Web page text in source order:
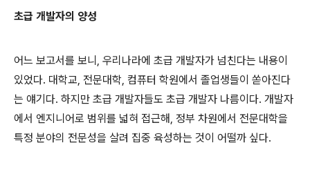
초급 개발자의 양성
어느 보고서를 보니 , 우리나라에 초급 개발자가 넘친다는 내용이
있었다. 대학교, 전문대학, 컴퓨터 학원에서 졸업생들이 쏟아진다
는 얘기다. 하지만 초급 개발자들도 초급 개발자 나름이다. 개발자
에서 엔지니어로 범위를 넓혀 접근해, 정부 차원에서 전문대학을
특정 분야의 전문성을 살려 집중 육성하는 것이 어떨까 싶다.